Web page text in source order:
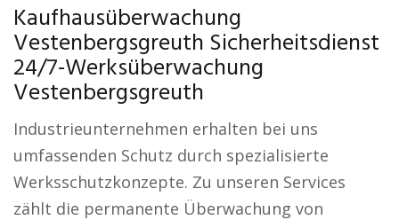
Kaufhausüberwachung
Vestenbergsgreuth Sicherheitsdienst
24/7-Werksüberwachung
Vestenbergsgreuth
Industrieunternehmen erhalten bei uns
umfassenden Schutz durch spezialisierte
Werksschutzkonzepte. Zu unseren Services
zählt die permanente Überwachung von